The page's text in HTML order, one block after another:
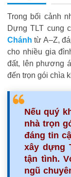
Trong bối cảnh
Dựng TLT cung
Chánh từ A–Z,
cho nhiều gia
đất, lên phương
đến trọn gói chìa
Nếu quý
nhà trọn
đáng tin
xây dựng
tận tình.
ngũ